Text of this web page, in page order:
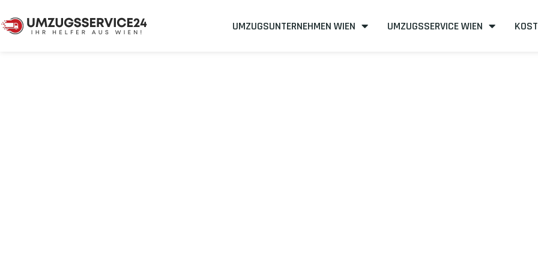
UMZUGSUNTERNEHMEN WIEN UMZUGSSERVICE WIEN